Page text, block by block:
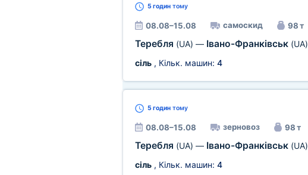
5 годинтому
08.08–15.08 самоскид 98 т
Теребля (UA) — Івано-Франківськ (UA)
сіль, Кільк. машин: 4
5 годинтому
08.08–15.08 зерновоз 98 т
Теребля (UA) — Івано-Франківськ (UA)
сіль, Кільк. машин: 4